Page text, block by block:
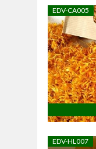
EDV-CA005
EDV-HL007